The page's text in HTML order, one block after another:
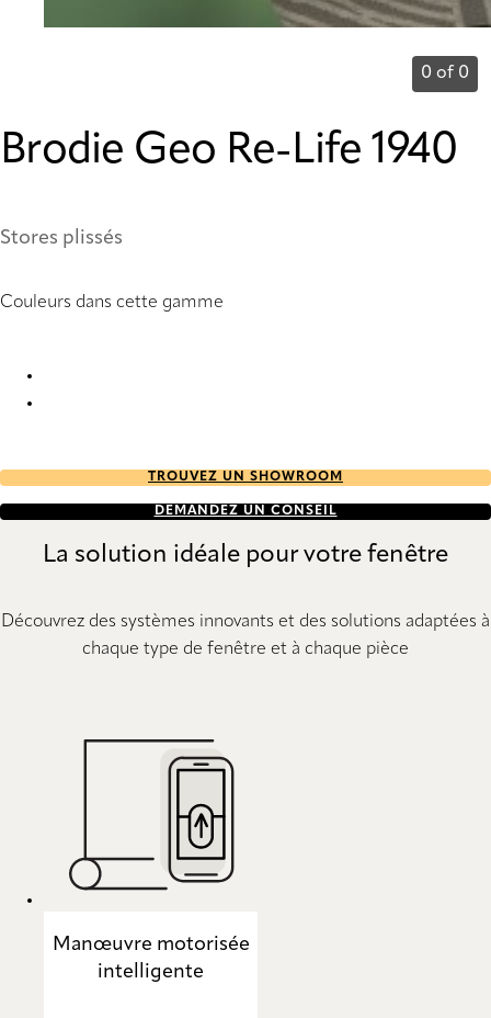
0 of 0
Brodie Geo Re-Life 1940
Stores plissés
Couleurs dans cette gamme
TROUVEZ UN SHOWROOM
DEMANDEZ UN CONSEIL
La solution idéale pour votre fenêtre
Découvrez des systèmes innovants et des solutions adaptées à
chaque type de fenêtre et à chaque pièce
Manœuvre motorisée
intelligente